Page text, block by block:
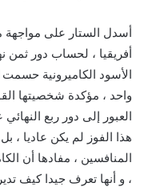
أسدل الستار على مواجهة
أفريقيا ، لحساب دور ثمن
الأسود الكاميرونية
واحد ، مؤكدة شخصيتها
العبور إلى دور ربع
هذا الفوز لم يكن عاديا ،
المنافسين ، مفادها أن
، و أنها تعرف جيدا كيف